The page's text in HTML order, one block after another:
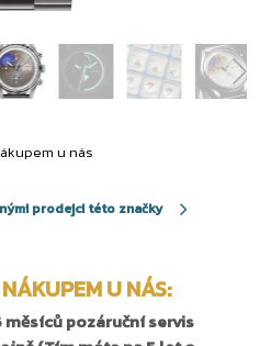
u nás
prodejci této značky
U NÁS:
měsíců pozáruční servis